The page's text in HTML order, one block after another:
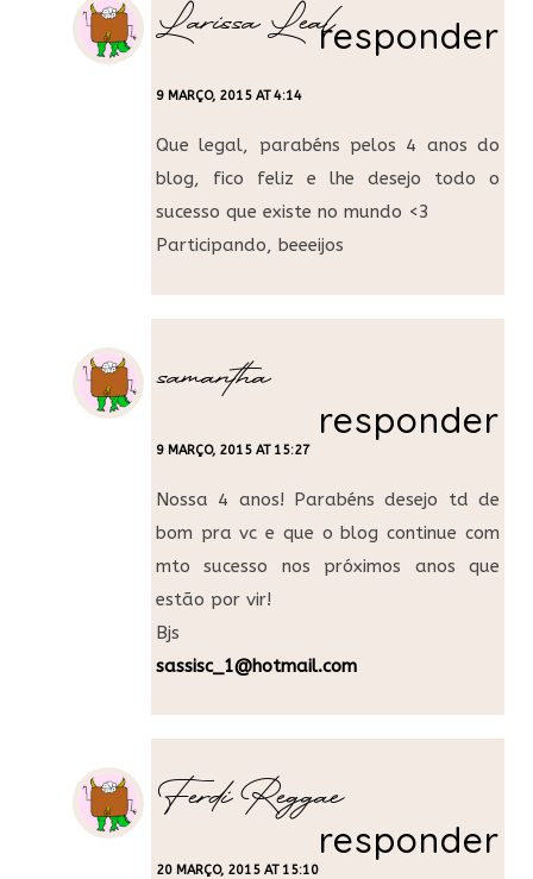
Larissa Leal
9 MARÇO, 2015 AT 4:14
responder
Que legal, parabéns pelos 4 anos do
blog, fico feliz e lhe desejo todo o
sucesso que existe no mundo <3
Participando, beeeijos
samantha
9 MARÇO, 2015 AT 15:27
responder
Nossa 4 anos! Parabéns desejo td de
bom pra vc e que o blog continue com
mto sucesso nos próximos anos que
estão por vir!
Bjs
sassisc_1@hotmail.com
Ferdi Reggae
20 MARÇO, 2015 AT 15:10
responder